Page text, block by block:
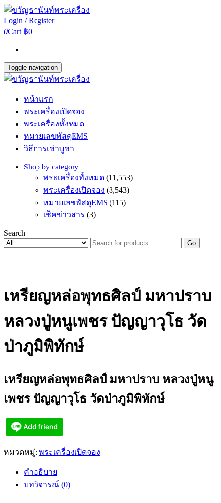
Login / Register
0Cart ฿0
Toggle navigation
หน้าแรก
พระเครื่องเปิดจอง
พระเครื่องทั้งหมด
หมายเลขพัสดุEMS
วิธีการเช่าบูชา
Shop by category
พระเครื่องทั้งหมด (11,553)
พระเครื่องเปิดจอง (8,543)
หมายเลขพัสดุEMS (115)
เช็คข่าวสาร (3)
Search
Go
เหรียญหล่อพุทธศิลป์ มหาปราบ
หลวงปู่หนูเพชร ปัญญาวุโธ วัด
ป่าภูมิพิทักษ์
เหรียญหล่อพุทธศิลป์ มหาปราบ หลวงปู่หนู
เพชร ปัญญาวุโธ วัดป่าภูมิพิทักษ์
หมวดหมู่: พระเครื่องเปิดจอง
คำอธิบาย
บทวิจารณ์ (0)